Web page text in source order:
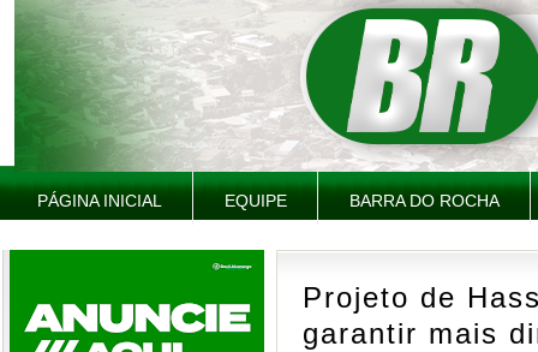
PÁGINA INICIAL EQUIPE BARRA DO ROCHA
Projeto de
garantir mais